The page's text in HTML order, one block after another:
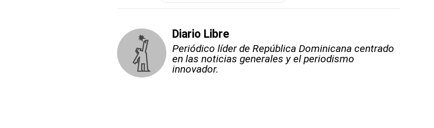
Diario Libre
Periódico líder de República Dominicana centrado
en las noticias generales y el periodismo
innovador.